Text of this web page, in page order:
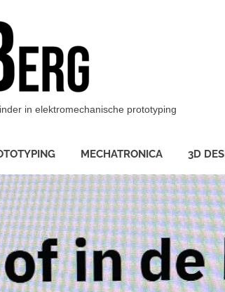
in elektromechanische prototyping
MECHATRONICA 3D